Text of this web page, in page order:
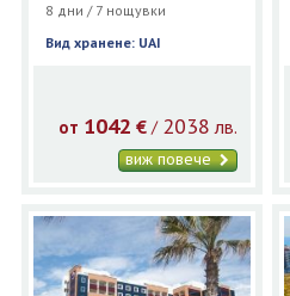
8 дни / 7 нощувки
Вид хранене: UAI
от 1042 €/ 2038 лв.
виж повече